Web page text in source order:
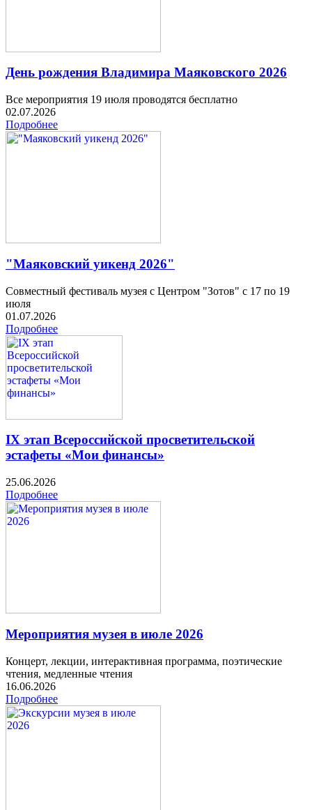
День рождения Владимира Маяковского 2026
Все мероприятия 19 июля проводятся бесплатно
02.07.2026
Подробнее
"Маяковский уикенд 2026"
Совместный фестиваль музея с Центром "Зотов" с 17 по 19
июля
01.07.2026
Подробнее
IX этап Всероссийской просветительской
эстафеты «Мои финансы»
25.06.2026
Подробнее
Мероприятия музея в июле 2026
Концерт, лекции, интерактивная программа, поэтические
чтения, медленные чтения
16.06.2026
Подробнее